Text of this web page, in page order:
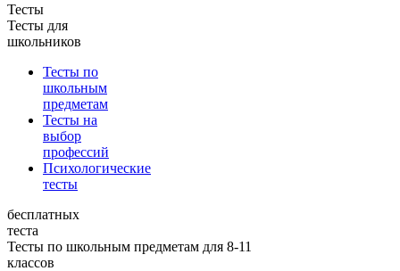
Тесты
Тесты для
школьников
Тесты по
школьным
предметам
Тесты на
выбор
профессий
Психологические
тесты
бесплатных
теста
Тесты по школьным предметам для 8-11
классов